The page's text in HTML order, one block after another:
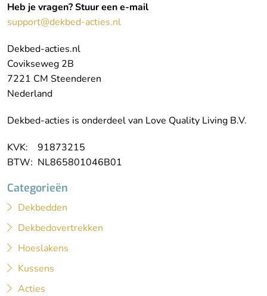
Heb je vragen? Stuur een e-mail
support@dekbed-acties.nl
Dekbed-acties.nl
Covikseweg 2B
7221 CM Steenderen
Nederland
Dekbed-acties is onderdeel van Love Quality Living B.V.
KVK: 91873215
BTW: NL865801046B01
Categorieën
Dekbedden
Dekbedovertrekken
Hoeslakens
Kussens
Acties